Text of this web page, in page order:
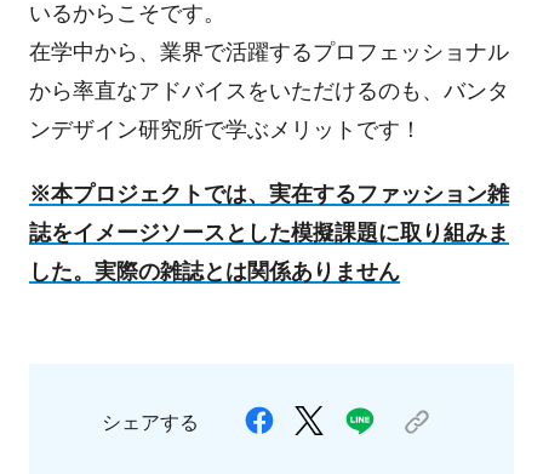
いるからこそです。
在学中から、業界で活躍するプロフェッショナル
から率直なアドバイスをいただけるのも、バンタ
ンデザイン研究所で学ぶメリットです！
※本プロジェクトでは、実在するファッション雑
誌をイメージソースとした模擬課題に取り組みま
した。実際の雑誌とは関係ありません
シェアする